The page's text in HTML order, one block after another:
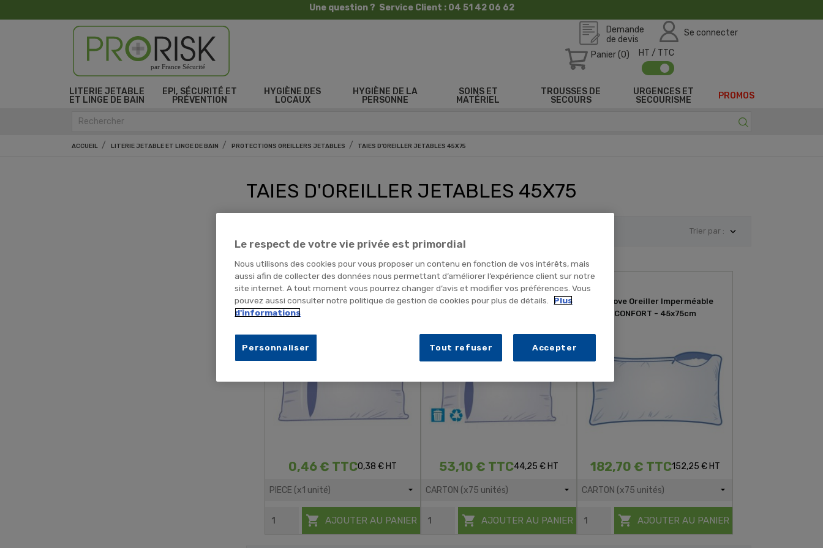
Une question ? Service Client : 04 51 42 06 62
par France Sécurité
Demande
de devis
Se connecter
Panier (0) HT / TTC
LITERIE JETABLE
ET LINGE DE BAIN
EPI, SÉCURITÉ ET
PRÉVENTION
HYGIÈNE DES
LOCAUX
HYGIÈNE DE LA
PERSONNE
SOINS ET
MATÉRIEL
TROUSSES DE
SECOURS
URGENCES ET
SECOURISME
PROMOS
ACCUEIL LITERIE JETABLE ET LINGE DE BAIN PROTECTIONS OREILLERS JETABLES TAIES D'OREILLER JETABLES 45X75
TAIES D'OREILLER JETABLES 45X75
Trier par : 
Taie D'oreiller Jetable Avec Rabat
0,46 € TTC0,38 € HT
 AJOUTER AU PANIER
Taie D'oreiller Jetable Avec Rabat
53,10 € TTC44,25 € HT
 AJOUTER AU PANIER
Rénove Oreiller Imperméable
CONFORT - 45x75cm
182,70 € TTC152,25 € HT
 AJOUTER AU PANIER
Le respect de votre vie privée est primordial
Nous utilisons des cookies pour vous proposer un contenu en fonction de vos intérêts, mais
aussi afin de collecter des données nous permettant d’améliorer l’expérience client sur notre
site internet. A tout moment vous pourrez changer d’avis et modifier vos préférences. Vous
pouvez aussi consulter notre politique de gestion de cookies pour plus de détails.
Plus
d'informations
Personnaliser Tout refuser Accepter